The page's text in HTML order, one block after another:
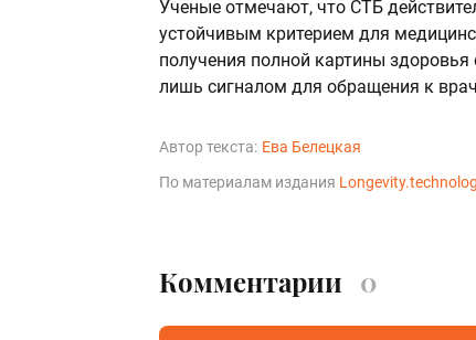
Ученые отмечают, что СТБ
устойчивым критерием для
получения полной картины
лишь сигналом для обращения к
Автор текста: Ева Белецкая
По материалам издания
Комментарии 0